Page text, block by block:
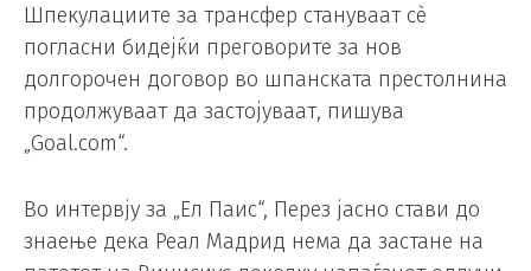
Шпекулациите за трансфер стануваат сè
погласни бидејќи преговорите за нов
долгорочен договор во шпанската престолнина
продолжуваат да застојуваат, пишува
„Goal.com“.
Во интервју за „Ел Паис“, Перез јасно стави до
знаење дека Реал Мадрид нема да застане на